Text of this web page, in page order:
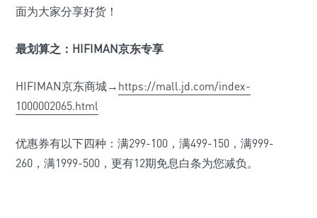
面为大家分享好货！
最划算之：HIFIMAN京东专享
HIFIMAN京东商城→ https://mall.jd.com/index-
1000002065.html
优惠券有以下四种：满299-100，满499-150，满999-
260，满1999-500，更有12期免息白条为您减负。